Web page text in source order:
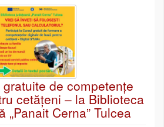
de competențe
cetățeni – la Biblioteca
„Panait Cerna” Tulcea